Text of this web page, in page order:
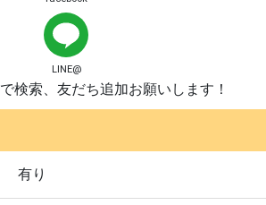
LINE@
検索、友だち追加お願いします！
有り